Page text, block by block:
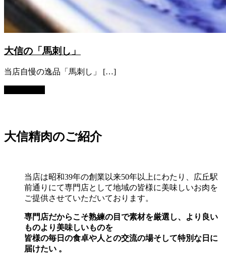
大信の「馬刺し」
当店自慢の逸品「馬刺し」 […]
大信精肉のご紹介
当店は昭和39年の創業以来50年以上にわたり、広丘駅
前通りにて専門店として地域の皆様に美味しいお肉を
ご提供させていただいております。
専門店だからこそ熟練の目で素材を厳選し、より良い
ものより美味しいものを
皆様の毎日の食卓や人との交流の場そして特別な日に
届けたい 。